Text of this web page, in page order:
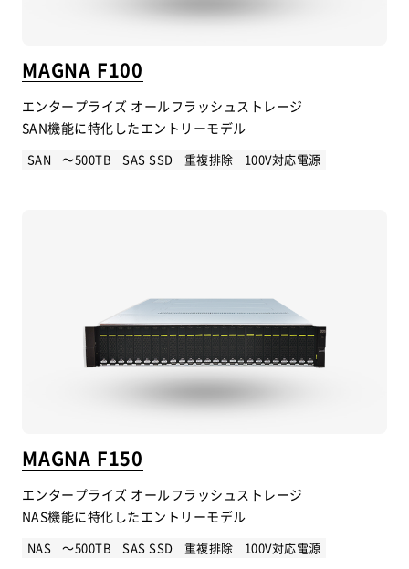
MAGNA F100
エンタープライズ オールフラッシュストレージ
SAN機能に特化したエントリーモデル
SAN ～500TB SAS SSD 重複排除 100V対応電源
MAGNA F150
エンタープライズ オールフラッシュストレージ
NAS機能に特化したエントリーモデル
NAS ～500TB SAS SSD 重複排除 100V対応電源